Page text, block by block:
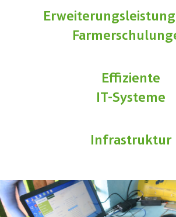
Effiziente
IT-Systeme
Infrastruktur